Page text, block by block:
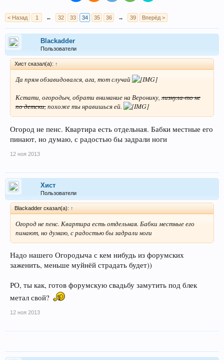
< Назад 1 ← 32 33 34 35 36 → 39 Вперёд >
Blackadder
Пользователи
Хист сказал(а): ↑
Да прям обзавидовался, ага, тот случай
Кстати, огородыч, обрати внимание на Веронику,лизнула-то не
по детски,похоже ты нравишься ей.
Огород не пенс. Квартира есть отдельная. Бабки местные его
пинают, но думаю, с радостью бы задрали ноги
12 ноя 2013
Хист
Пользователи
Blackadder сказал(а): ↑
Огород не пенс. Квартира есть отдельная. Бабки местные его
пинают, но думаю, с радостью бы задрали ноги
Надо нашего Огородыча с кем нибудь из форумских
заженить, меньше муйнёй страдать будет))
РО, ты как, готов форумскую свадьбу замутить под блек
метал свой?
12 ноя 2013